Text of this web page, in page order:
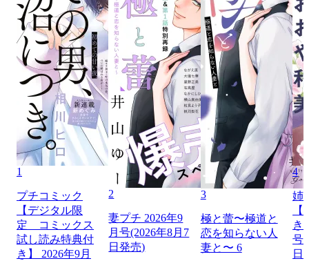
1
プチコミック
【デジタル限
定 コミックス
試し読み特典付
き】 2026年9月
2
妻プチ 2026年9
月号(2026年8月7
日発売)
3
極と蕾〜極道と
恋を知らない人
妻と〜 6
4
姉
き
号
日